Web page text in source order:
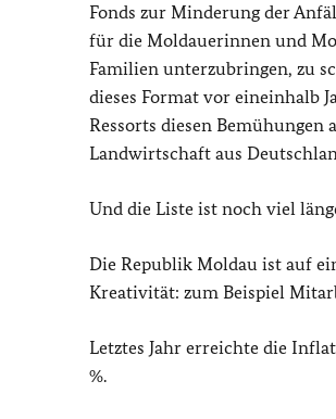
Fonds zur Minderung der
für die Moldauerinnen und
Familien unterzubringen, zu
dieses Format vor eineinhalb
Ressorts diesen
Landwirtschaft aus
Und die Liste ist noch viel
Die Republik Moldau ist auf
Kreativität: zum Beispiel
Letztes Jahr erreichte die
%.